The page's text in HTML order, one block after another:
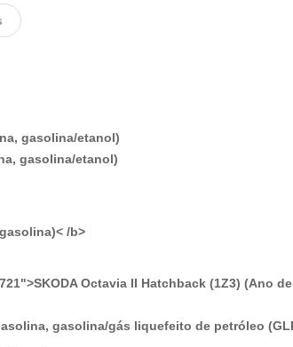
gasolina/etanol)
gasolina/etanol)
/b>
Octavia II Hatchback (1Z3) (Ano de
gasolina/gás liquefeito de petróleo